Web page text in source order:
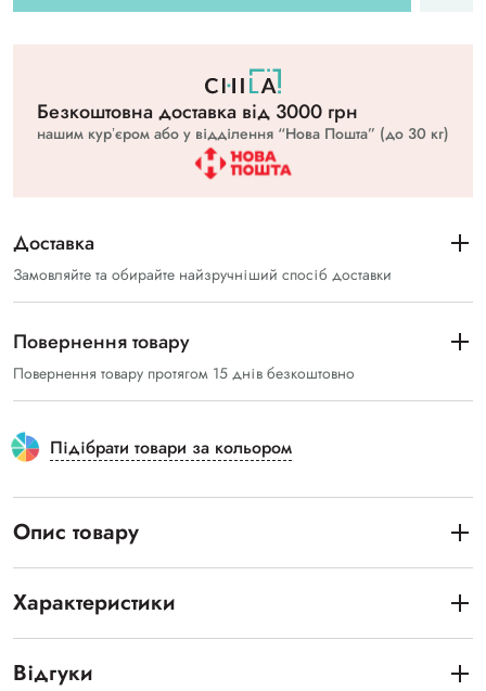
Безкоштовна доставка вiд 3000 грн
нашим курʼєром або у відділення “Нова Пошта” (до 30 кг)
Доставка
Замовляйте та обирайте найзручніший спосіб доставки
Повернення товару
Повернення товару протягом 15 днів безкоштовно
Підібрати товари за кольором
Опис товару
Характеристики
Відгуки